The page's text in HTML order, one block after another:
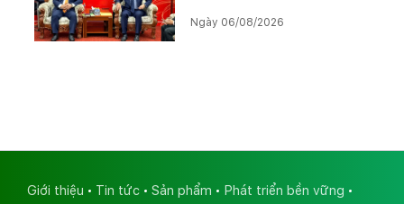
đẩy triển khai Dự án Kali
Ngày 06/08/2026
Giới thiệu Tin tức Sản phẩm
Phát triển bền vững